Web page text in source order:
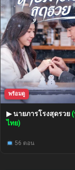
พร้อมดู
▶ นายภารโรงสุดรวย
ไทย)
56 ตอน